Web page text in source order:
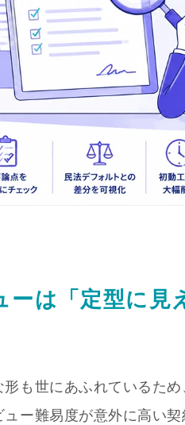
は「定型に見
も世にあふれているた
ー難易度が意外に高い契